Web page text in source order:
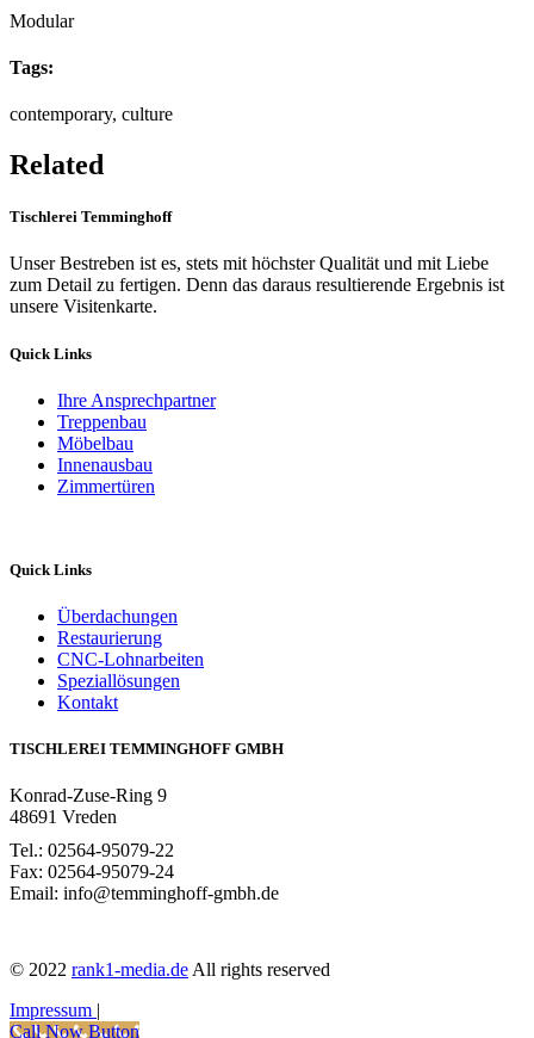
Modular
Tags:
contemporary, culture
Related
Tischlerei Temminghoff
Unser Bestreben ist es, stets mit höchster Qualität und mit Liebe
zum Detail zu fertigen. Denn das daraus resultierende Ergebnis ist
unsere Visitenkarte.
Quick Links
Ihre Ansprechpartner
Treppenbau
Möbelbau
Innenausbau
Zimmertüren
Quick Links
Überdachungen
Restaurierung
CNC-Lohnarbeiten
Speziallösungen
Kontakt
TISCHLEREI TEMMINGHOFF GMBH
Konrad-Zuse-Ring 9
48691 Vreden
Tel.: 02564-95079-22
Fax: 02564-95079-24
Email: info@temminghoff-gmbh.de
© 2022 rank1-media.de All rights reserved
Impressum |
Call Now Button